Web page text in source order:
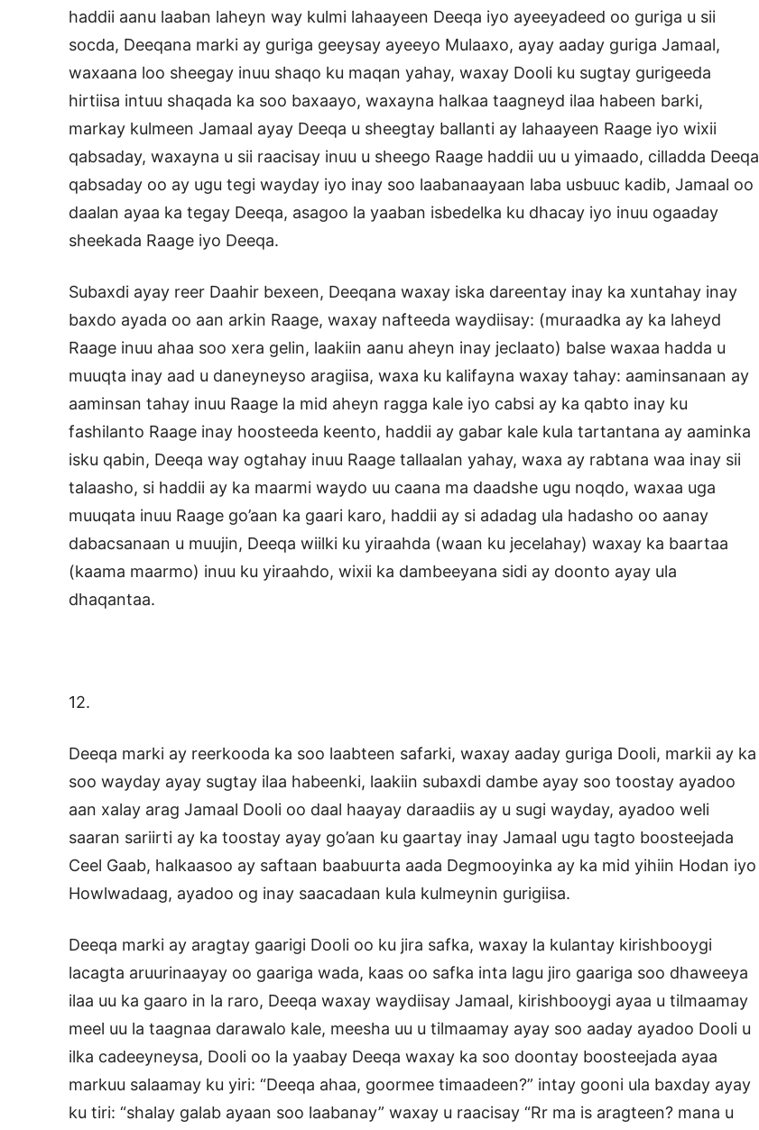
haddii aanu laaban laheyn way kulmi lahaayeen Deeqa iyo ayeeyadeed oo guriga u sii
socda, Deeqana marki ay guriga geeysay ayeeyo Mulaaxo, ayay aaday guriga Jamaal,
waxaana loo sheegay inuu shaqo ku maqan yahay, waxay Dooli ku sugtay gurigeeda
hirtiisa intuu shaqada ka soo baxaayo, waxayna halkaa taagneyd ilaa habeen barki,
markay kulmeen Jamaal ayay Deeqa u sheegtay ballanti ay lahaayeen Raage iyo wixii
qabsaday, waxayna u sii raacisay inuu u sheego Raage haddii uu u yimaado, cilladda Deeqa
qabsaday oo ay ugu tegi wayday iyo inay soo laabanaayaan laba usbuuc kadib, Jamaal oo
daalan ayaa ka tegay Deeqa, asagoo la yaaban isbedelka ku dhacay iyo inuu ogaaday
sheekada Raage iyo Deeqa.
Subaxdi ayay reer Daahir bexeen, Deeqana waxay iska dareentay inay ka xuntahay inay
baxdo ayada oo aan arkin Raage, waxay nafteeda waydiisay: (muraadka ay ka laheyd
Raage inuu ahaa soo xera gelin, laakiin aanu aheyn inay jeclaato) balse waxaa hadda u
muuqta inay aad u daneyneyso aragiisa, waxa ku kalifayna waxay tahay: aaminsanaan ay
aaminsan tahay inuu Raage la mid aheyn ragga kale iyo cabsi ay ka qabto inay ku
fashilanto Raage inay hoosteeda keento, haddii ay gabar kale kula tartantana ay aaminka
isku qabin, Deeqa way ogtahay inuu Raage tallaalan yahay, waxa ay rabtana waa inay sii
talaasho, si haddii ay ka maarmi waydo uu caana ma daadshe ugu noqdo, waxaa uga
muuqata inuu Raage go’aan ka gaari karo, haddii ay si adadag ula hadasho oo aanay
dabacsanaan u muujin, Deeqa wiilki ku yiraahda (waan ku jecelahay) waxay ka baartaa
(kaama maarmo) inuu ku yiraahdo, wixii ka dambeeyana sidi ay doonto ayay ula
dhaqantaa.
12.
Deeqa marki ay reerkooda ka soo laabteen safarki, waxay aaday guriga Dooli, markii ay ka
soo wayday ayay sugtay ilaa habeenki, laakiin subaxdi dambe ayay soo toostay ayadoo
aan xalay arag Jamaal Dooli oo daal haayay daraadiis ay u sugi wayday, ayadoo weli
saaran sariirti ay ka toostay ayay go’aan ku gaartay inay Jamaal ugu tagto boosteejada
Ceel Gaab, halkaasoo ay saftaan baabuurta aada Degmooyinka ay ka mid yihiin Hodan iyo
Howlwadaag, ayadoo og inay saacadaan kula kulmeynin gurigiisa.
Deeqa marki ay aragtay gaarigi Dooli oo ku jira safka, waxay la kulantay kirishbooygi
lacagta aruurinaayay oo gaariga wada, kaas oo safka inta lagu jiro gaariga soo dhaweeya
ilaa uu ka gaaro in la raro, Deeqa waxay waydiisay Jamaal, kirishbooygi ayaa u tilmaamay
meel uu la taagnaa darawalo kale, meesha uu u tilmaamay ayay soo aaday ayadoo Dooli u
ilka cadeeyneysa, Dooli oo la yaabay Deeqa waxay ka soo doontay boosteejada ayaa
markuu salaamay ku yiri: “Deeqa ahaa, goormee timaadeen?” intay gooni ula baxday ayay
ku tiri: “shalay galab ayaan soo laabanay” waxay u raacisay “Rr ma is aragteen? mana u